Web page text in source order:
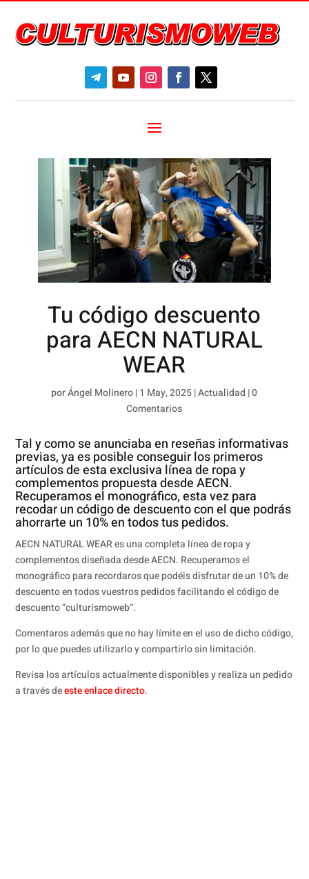
Tu código descuento
para AECN NATURAL
WEAR
porÁngel Molinero|1 May, 2025|Actualidad |0
Comentarios
Tal y como se anunciaba en reseñas informativas
previas, ya es posible conseguir los primeros
artículos de esta exclusiva línea de ropa y
complementos propuesta desde AECN.
Recuperamos el monográfico, esta vez para
recodar un código de descuento con el que podrás
ahorrarte un 10% en todos tus pedidos.
AECN NATURAL WEAR es una completa línea de ropa y
complementos diseñada desde AECN. Recuperamos el
monográfico para recordaros que podéis disfrutar de un 10% de
descuento en todos vuestros pedidos facilitando el código de
descuento “culturismoweb“.
Comentaros además que no hay límite en el uso de dicho código,
por lo que puedes utilizarlo y compartirlo sin limitación.
Revisa los artículos actualmente disponibles y realiza un pedido
a través deeste enlace directo.